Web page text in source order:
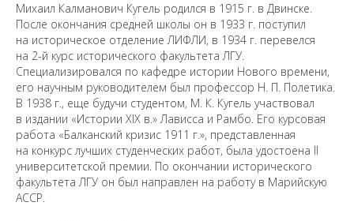
Михаил Калманович Кугель родился в 1915 г. в Двинске.
После окончания средней школы он в 1933 г. поступил
на историческое отделение ЛИФЛИ, в 1934 г. перевелся
на 2-й курс исторического факультета ЛГУ.
Специализировался по кафедре истории Нового времени,
его научным руководителем был профессор Н. П. Полетика.
В 1938 г., еще будучи студентом, М. К. Кугель участвовал
в издании «Истории XIX в.» Лависса и Рамбо. Его курсовая
работа «Балканский кризис 1911 г.», представленная
на конкурс лучших студенческих работ, была удостоена II
университетской премии. По окончании исторического
факультета ЛГУ он был направлен на работу в Марийскую
АССР.